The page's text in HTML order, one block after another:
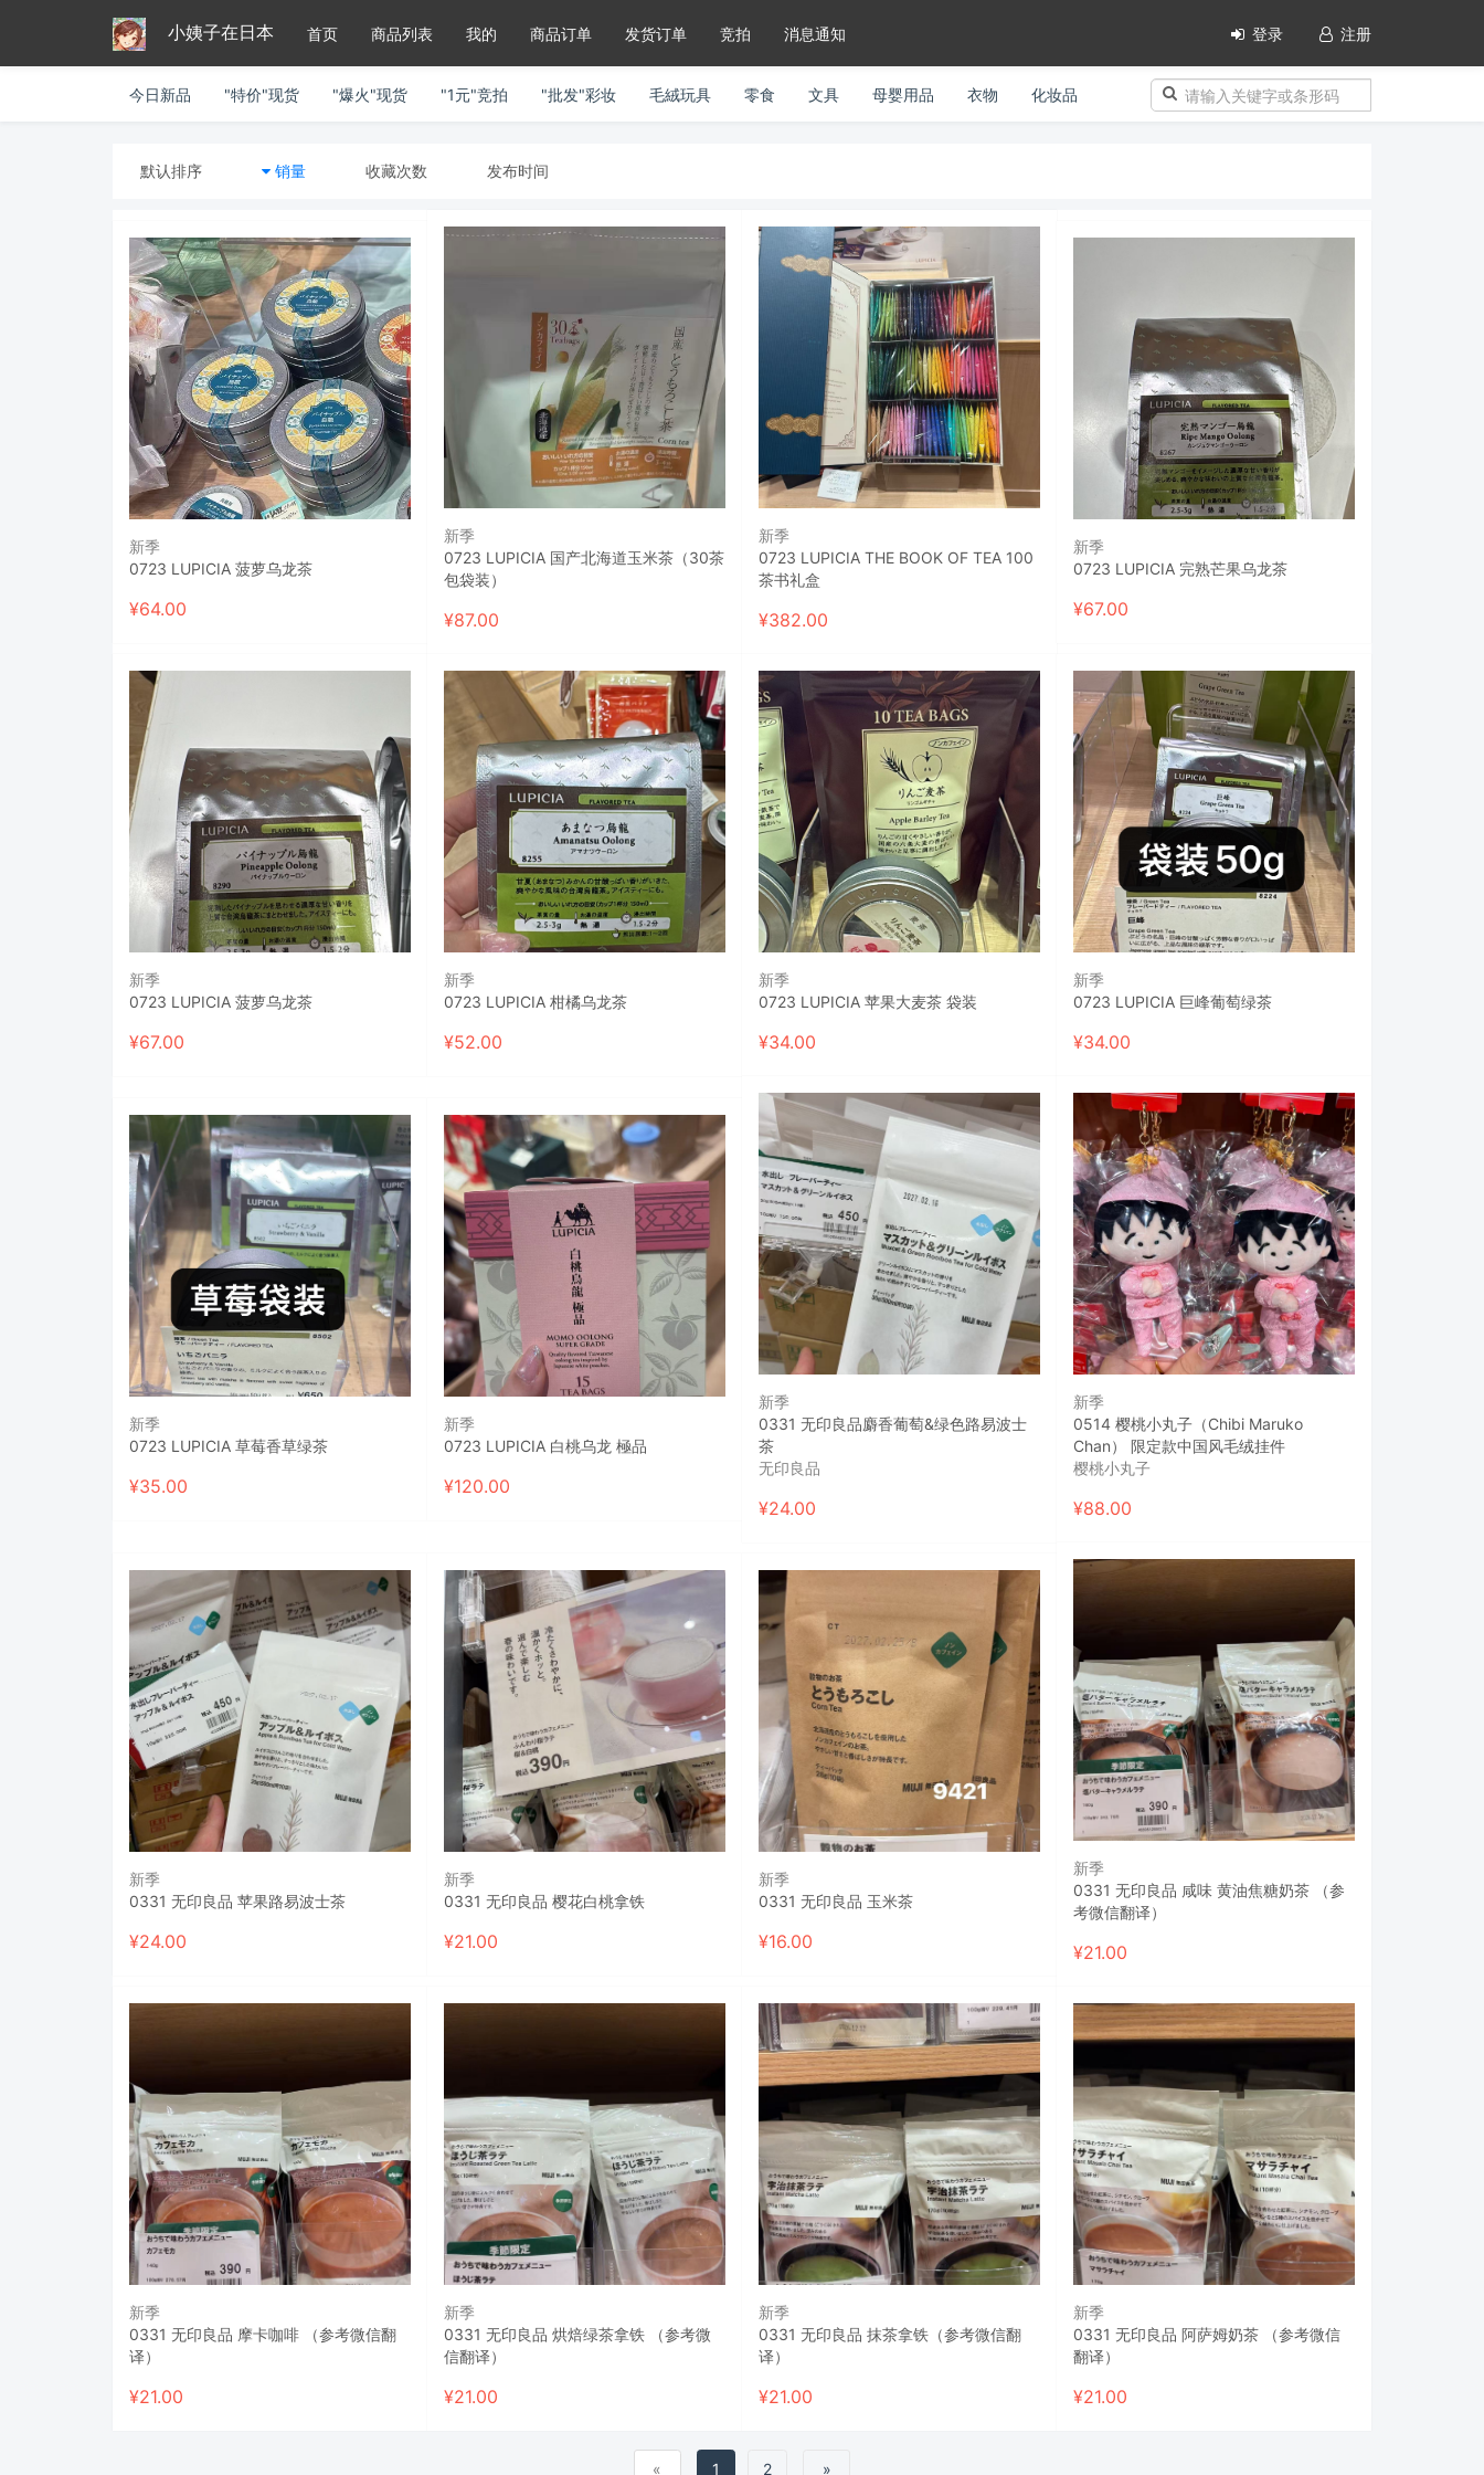
小姨子在日本 首页 商品列表 我的 商品订单 发货订单 竞拍 消息通知 登录 注册
今日新品 "特价"现货 "爆火"现货 "1元"竞拍 "批发"彩妆 毛絨玩具 零食 文具 母婴用品 衣物 化妆品
默认排序 销量 收藏次数 发布时间
新季
0723 LUPICIA 菠萝乌龙茶
¥64.00
新季
0723 LUPICIA 国产北海道玉米茶（30茶
包袋装）
¥87.00
新季
0723 LUPICIA THE BOOK OF TEA 100
茶书礼盒
¥382.00
新季
0723 LUPICIA 完熟芒果乌龙茶
¥67.00
新季
0723 LUPICIA 菠萝乌龙茶
¥67.00
新季
0723 LUPICIA 柑橘乌龙茶
¥52.00
新季
0723 LUPICIA 苹果大麦茶 袋装
¥34.00
新季
0723 LUPICIA 巨峰葡萄绿茶
¥34.00
新季
0723 LUPICIA 草莓香草绿茶
¥35.00
新季
0723 LUPICIA 白桃乌龙 極品
¥120.00
新季
0331 无印良品麝香葡萄&绿色路易波士
茶
无印良品
¥24.00
新季
0514 樱桃小丸子（Chibi Maruko
Chan） 限定款中国风毛绒挂件
樱桃小丸子
¥88.00
新季
0331 无印良品 苹果路易波士茶
¥24.00
新季
0331 无印良品 樱花白桃拿铁
¥21.00
新季
0331 无印良品 玉米茶
¥16.00
新季
0331 无印良品 咸味 黄油焦糖奶茶 （参
考微信翻译）
¥21.00
新季
0331 无印良品 摩卡咖啡 （参考微信翻
译）
¥21.00
新季
0331 无印良品 烘焙绿茶拿铁 （参考微
信翻译）
¥21.00
新季
0331 无印良品 抹茶拿铁（参考微信翻
译）
¥21.00
新季
0331 无印良品 阿萨姆奶茶 （参考微信
翻译）
¥21.00
« 1 2 »